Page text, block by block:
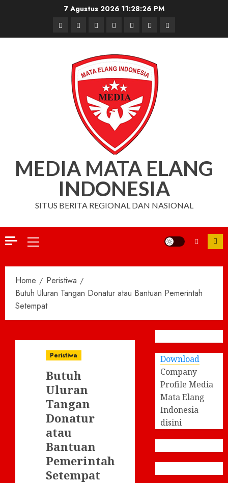
7 Agustus 2026 11:28:26 PM
BerandaNasionalDaerahHukum
dan
Kriminal
Pendidikan
Box
Redaksi
Iklan
MEDIA MATA ELANG
INDONESIA
SITUS BERITA REGIONAL DAN NASIONAL
Primary
Home
Peristiwa
Butuh Uluran Tangan Donatur atau Bantuan Pemerintah
Setempat
Peristiwa
Butuh
Uluran
Tangan
Donatur
atau
Bantuan
Pemerintah
Setempat
Download
Company
Profile Media
Mata Elang
Indonesia
disini